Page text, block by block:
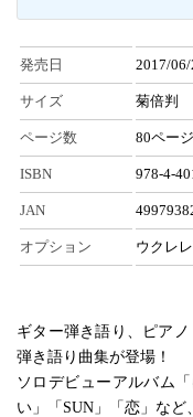
発売日 2017/06/
サイズ 菊倍判
ページ数 80ページ
ISBN 978-4-
JAN
オプション ウクレ
ギター弾き語り、ピア
弾き語り曲集が登場！
ソロデビューアルバム
い」「SUN」「恋」など